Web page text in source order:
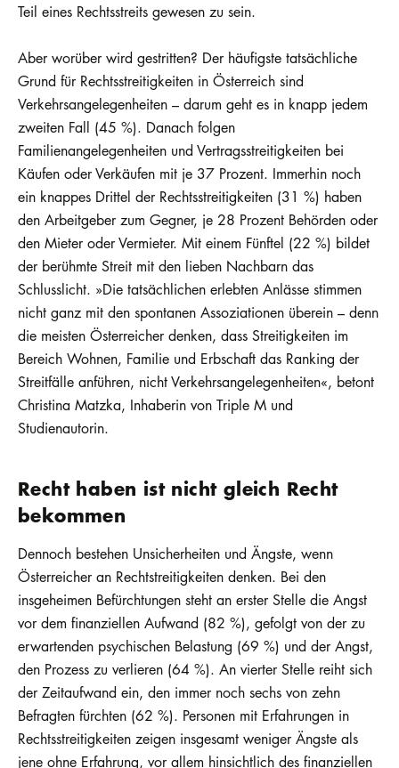
Teil eines Rechtsstreits gewesen zu sein.
Aber worüber wird gestritten? Der häufigste tatsächliche
Grund für Rechtsstreitigkeiten in Österreich sind
Verkehrsangelegenheiten – darum geht es in knapp jedem
zweiten Fall (45 %). Danach folgen
Familienangelegenheiten und Vertragsstreitigkeiten bei
Käufen oder Verkäufen mit je 37 Prozent. Immerhin noch
ein knappes Drittel der Rechtsstreitigkeiten (31 %) haben
den Arbeitgeber zum Gegner, je 28 Prozent Behörden oder
den Mieter oder Vermieter. Mit einem Fünftel (22 %) bildet
der berühmte Streit mit den lieben Nachbarn das
Schlusslicht. »Die tatsächlichen erlebten Anlässe stimmen
nicht ganz mit den spontanen Assoziationen überein – denn
die meisten Österreicher denken, dass Streitigkeiten im
Bereich Wohnen, Familie und Erbschaft das Ranking der
Streitfälle anführen, nicht Verkehrsangelegenheiten«, betont
Christina Matzka, Inhaberin von Triple M und
Studienautorin.
Recht haben ist nicht gleich Recht
bekommen
Dennoch bestehen Unsicherheiten und Ängste, wenn
Österreicher an Rechtstreitigkeiten denken. Bei den
insgeheimen Befürchtungen steht an erster Stelle die Angst
vor dem finanziellen Aufwand (82 %), gefolgt von der zu
erwartenden psychischen Belastung (69 %) und der Angst,
den Prozess zu verlieren (64 %). An vierter Stelle reiht sich
der Zeitaufwand ein, den immer noch sechs von zehn
Befragten fürchten (62 %). Personen mit Erfahrungen in
Rechtsstreitigkeiten zeigen insgesamt weniger Ängste als
jene ohne Erfahrung, vor allem hinsichtlich des finanziellen